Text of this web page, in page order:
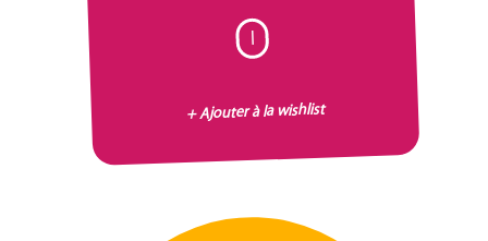
I
+ Ajouter à la wishlist